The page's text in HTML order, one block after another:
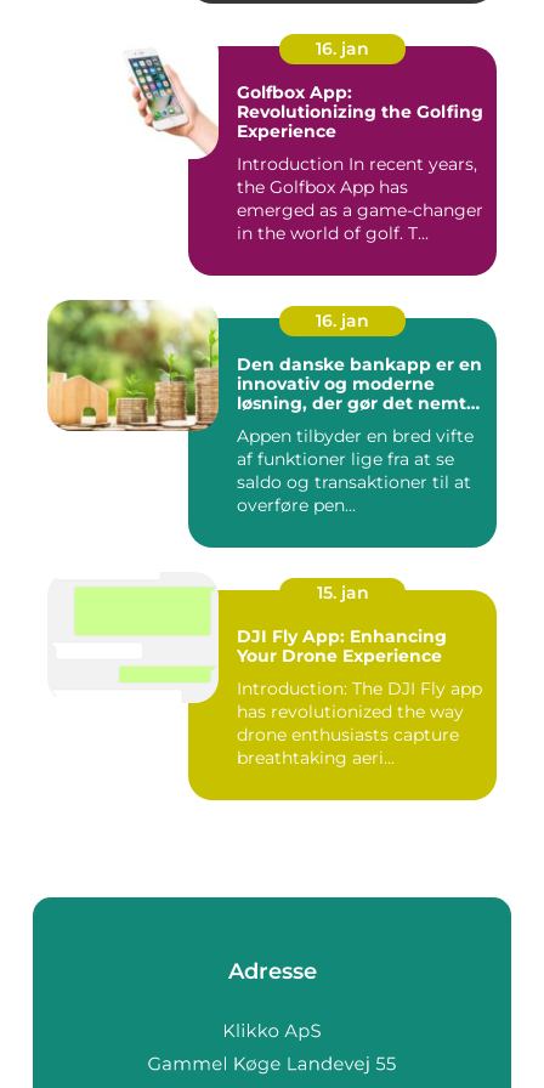
16. jan
Golfbox App:
Revolutionizing the Golfing
Experience
Introduction In recent years,
the Golfbox App has
emerged as a game-changer
in the world of golf. T...
16. jan
Den danske bankapp er en
innovativ og moderne
løsning, der gør det nemt
at administrere deres
økonomiske forhold
Appen tilbyder en bred vifte
af funktioner lige fra at se
saldo og transaktioner til at
overføre pen...
15. jan
DJI Fly App: Enhancing
Your Drone Experience
Introduction: The DJI Fly app
has revolutionized the way
drone enthusiasts capture
breathtaking aeri...
Adresse